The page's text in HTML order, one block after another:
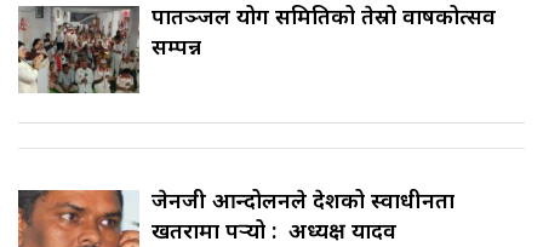
पातञ्जल योग समितिको तेस्रो वार्षिकोत्सव
सम्पन्न
जेनजी आन्दोलनले देशको स्वाधीनता
खतरामा पर्‍यो : अध्यक्ष यादव